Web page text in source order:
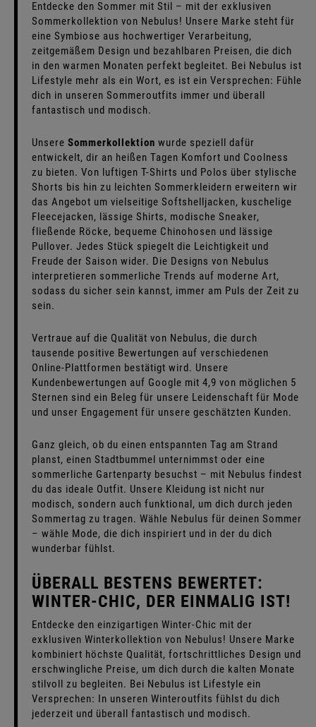
Entdecke den Sommer mit Stil – mit der exklusiven
Sommerkollektion von Nebulus! Unsere Marke steht für
eine Symbiose aus hochwertiger Verarbeitung,
zeitgemäßem Design und bezahlbaren Preisen, die dich
in den warmen Monaten perfekt begleitet. Bei Nebulus ist
Lifestyle mehr als ein Wort, es ist ein Versprechen: Fühle
dich in unseren Sommeroutfits immer und überall
fantastisch und modisch.
Unsere Sommerkollektion wurde speziell dafür
entwickelt, dir an heißen Tagen Komfort und Coolness
zu bieten. Von luftigen T-Shirts und Polos über stylische
Shorts bis hin zu leichten Sommerkleidern erweitern wir
das Angebot um vielseitige Softshelljacken, kuschelige
Fleecejacken, lässige Shirts, modische Sneaker,
fließende Röcke, bequeme Chinohosen und lässige
Pullover. Jedes Stück spiegelt die Leichtigkeit und
Freude der Saison wider. Die Designs von Nebulus
interpretieren sommerliche Trends auf moderne Art,
sodass du sicher sein kannst, immer am Puls der Zeit zu
sein.
Vertraue auf die Qualität von Nebulus, die durch
tausende positive Bewertungen auf verschiedenen
Online-Plattformen bestätigt wird. Unsere
Kundenbewertungen auf Google mit 4,9 von möglichen 5
Sternen sind ein Beleg für unsere Leidenschaft für Mode
und unser Engagement für unsere geschätzten Kunden.
Ganz gleich, ob du einen entspannten Tag am Strand
planst, einen Stadtbummel unternimmst oder eine
sommerliche Gartenparty besuchst – mit Nebulus findest
du das ideale Outfit. Unsere Kleidung ist nicht nur
modisch, sondern auch funktional, um dich durch jeden
Sommertag zu tragen. Wähle Nebulus für deinen Sommer
– wähle Mode, die dich inspiriert und in der du dich
wunderbar fühlst.
ÜBERALL BESTENS BEWERTET:
WINTER-CHIC, DER EINMALIG IST!
Entdecke den einzigartigen Winter-Chic mit der
exklusiven Winterkollektion von Nebulus! Unsere Marke
kombiniert höchste Qualität, fortschrittliches Design und
erschwingliche Preise, um dich durch die kalten Monate
stilvoll zu begleiten. Bei Nebulus ist Lifestyle ein
Versprechen: In unseren Winteroutfits fühlst du dich
jederzeit und überall fantastisch und modisch.